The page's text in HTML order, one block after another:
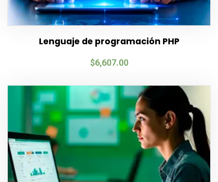
Lenguaje de programación PHP
$6,607.00